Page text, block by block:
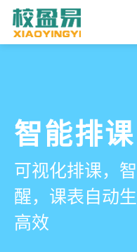
管学校，
培训机
统
有效提升运营
智能排课
可视化排课，
醒，课表自动
高效
课时统计
学员签到同步
自动统计、汇
皮
家校互动
一部手机链接
通互动零距离
费